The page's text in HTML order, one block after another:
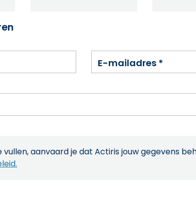
E-mailadres *
aanvaard je dat Actiris jouw gegevens